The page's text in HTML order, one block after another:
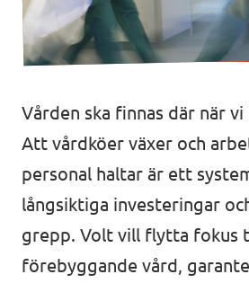
Kommuner
Volt Göteborg
Volt Lund
Volt Kävlinge
Volt Hässleholm
Agenda
Valet 2026
Voltkompassen –
partier
Donera till oss
Vården ska finnas där när
Att vårdköer växer och
personal haltar är ett
långsiktiga investeringar
grepp. Volt vill flytta fokus
förebyggande vård,